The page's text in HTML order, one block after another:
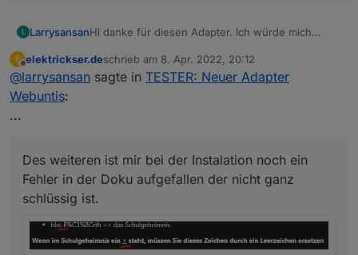
L LarrysansanHi danke für diesen Adapter. Ich würde mich
komplette aktuelle Woche (Mo-So) abrufen kann.
Da ich in die Abendschule gehe und leider jeden
Des weiteren ist mir bei der Instalation noch ein
Fehler in der Doku aufgefallen der nicht ganz
E
Offline
elektrickser.deschrieb am 8. Apr. 2022, 20:12
zuletzt editiert von
@larrysansan sagte in TESTER: Neuer Adapter
Webuntis:
...
Des weiteren ist mir bei der Instalation noch ein
Fehler in der Doku aufgefallen der nicht ganz
schlüssig ist.